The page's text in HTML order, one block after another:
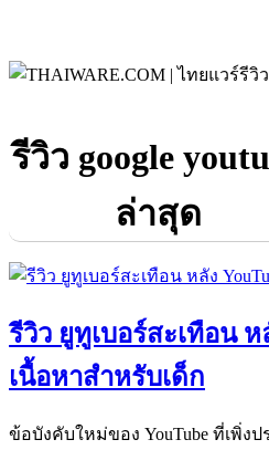
รีวิว google
ล่าสุด
รีวิว ยูทูเบอร์สะเทือน
เนื้อหาสำหรับเด็ก
ข้อบังคับใหม่ของ YouTube ที่เพิ่ง